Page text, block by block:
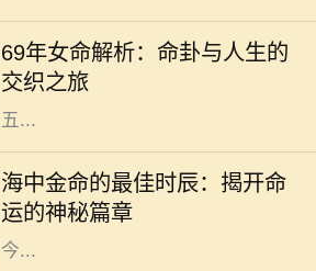
69年女命解析：命卦与人生的
交织之旅
据着重要的地位。特别是对于1969年
出生的女性，她们的命卦具有独特的
含义与特点。69年女命，通常属蛇，
五...
海中金命的最佳时辰：揭开命
运的神秘篇章
在中国传统的命理学中，每个人的命
运都与五行有着密切的关联。海中金
命，作为金命的一种，其蕴含的不仅
是金的特性，还有深厚的文化内涵。
今...
在中国传统命理学中，出生年份常常